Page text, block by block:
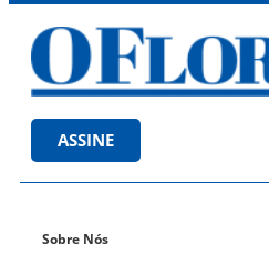
ASSINE
Sobre Nós